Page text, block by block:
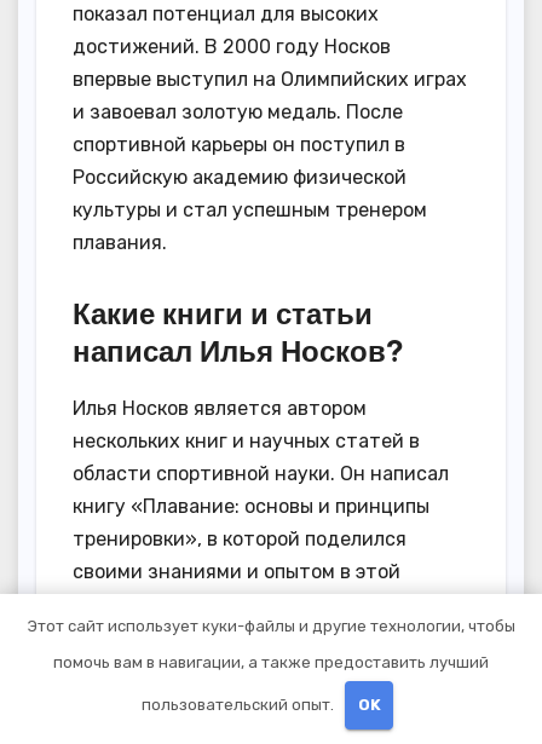
показал потенциал для высоких
достижений. В 2000 году Носков
впервые выступил на Олимпийских играх
и завоевал золотую медаль. После
спортивной карьеры он поступил в
Российскую академию физической
культуры и стал успешным тренером
плавания.
Какие книги и статьи
написал Илья Носков?
Илья Носков является автором
нескольких книг и научных статей в
области спортивной науки. Он написал
книгу «Плавание: основы и принципы
тренировки», в которой поделился
своими знаниями и опытом в этой
несколько статей в научных журналах о
физической подготовке и развитии
спортивных навыков.
Этот сайт использует куки-файлы и другие технологии, чтобы
помочь вам в навигации, а также предоставить лучший
пользовательский опыт. OK